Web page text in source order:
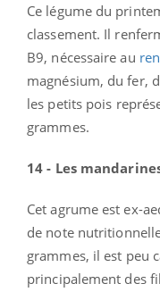
Ce légume du
classement. Il
B9, nécessaire au
magnésium, du fer,
les petits pois
grammes.
14 - Les
Cet agrume est ex-
de note
grammes, il est peu
principalement des